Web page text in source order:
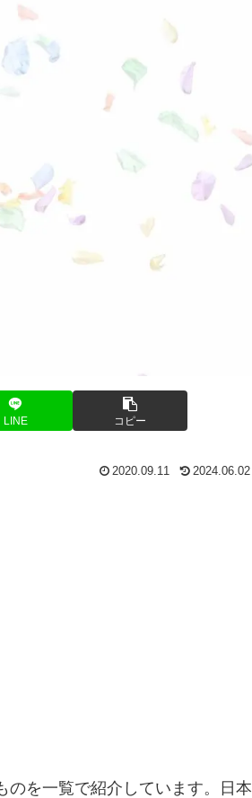
LINE コピー
2020.09.11 2024.06.02
のを一覧で紹介しています。日本